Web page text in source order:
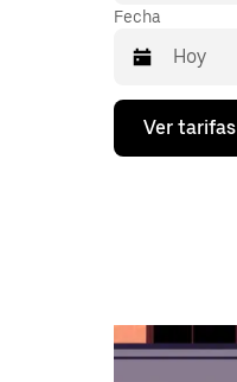
Fecha
Presiona
flecha
y
selecciona
Ver tarifas